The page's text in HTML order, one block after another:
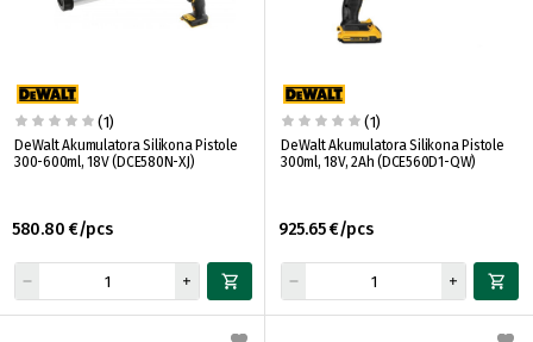
(1)
DeWalt Akumulatora Silikona Pistole
300-600ml, 18V (DCE580N-XJ)
580.80 €/pcs
(1)
DeWalt Akumulatora Silikona Pistole
300ml, 18V, 2Ah (DCE560D1-QW)
925.65 €/pcs